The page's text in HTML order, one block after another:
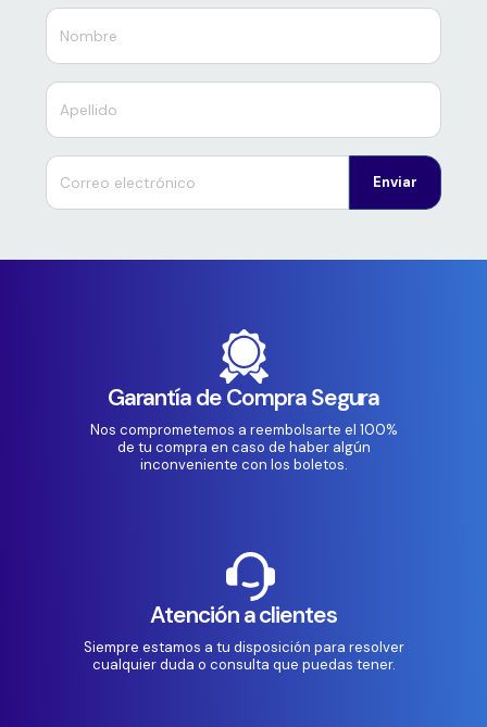
Enviar
Garantía de Compra Segura
Nos comprometemos a reembolsarte el 100%
de tu compra en caso de haber algún
inconveniente con los boletos.
Atención a clientes
Siempre estamos a tu disposición para resolver
cualquier duda o consulta que puedas tener.